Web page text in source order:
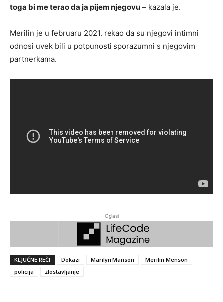
toga bi me terao da ja pijem njegovu – kazala je.
Merilin je u februaru 2021. rekao da su njegovi intimni
odnosi uvek bili u potpunosti sporazumni s njegovim
partnerkama.
Oglasi
KLJUČNE REČI Dokazi Marilyn Manson
Merilin Menson
policija
zlostavljanje